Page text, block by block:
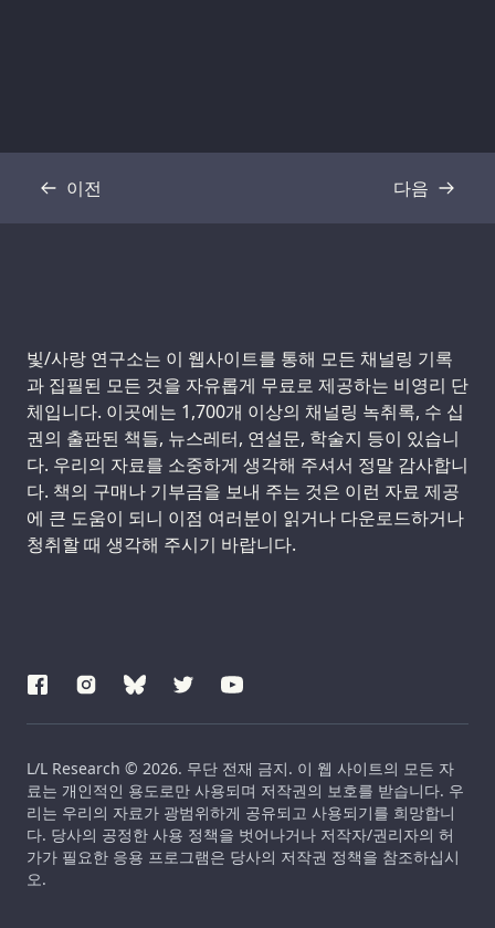
이전
기록 다음
기록
Support us:
빛/사랑 연구소는 이 웹사이트를 통해 모든 채널링 기록
과 집필된 모든 것을 자유롭게 무료로 제공하는 비영리 단
체입니다. 이곳에는 1,700개 이상의 채널링 녹취록, 수 십
권의 출판된 책들, 뉴스레터, 연설문, 학술지 등이 있습니
다. 우리의 자료를 소중하게 생각해 주셔서 정말 감사합니
다. 책의 구매나 기부금을 보내 주는 것은 이런 자료 제공
에 큰 도움이 되니 이점 여러분이 읽거나 다운로드하거나
청취할 때 생각해 주시기 바랍니다.
L/L Research © 2026. 무단 전재 금지. 이 웹 사이트의 모든 자
료는 개인적인 용도로만 사용되며 저작권의 보호를 받습니다. 우
리는 우리의 자료가 광범위하게 공유되고 사용되기를 희망합니
다. 당사의 공정한 사용 정책을 벗어나거나 저작자/권리자의 허
가가 필요한 응용 프로그램은 당사의 저작권 정책을 참조하십시
오.